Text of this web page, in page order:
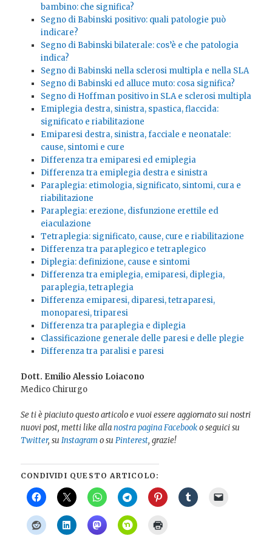
bambino: che significa?
Segno di Babinski positivo: quali patologie può
indicare?
Segno di Babinski bilaterale: cos’è e che patologia
indica?
Segno di Babinski nella sclerosi multipla e nella SLA
Segno di Babinski ed alluce muto: cosa significa?
Segno di Hoffman positivo in SLA e sclerosi multipla
Emiplegia destra, sinistra, spastica, flaccida:
significato e riabilitazione
Emiparesi destra, sinistra, facciale e neonatale:
cause, sintomi e cure
Differenza tra emiparesi ed emiplegia
Differenza tra emiplegia destra e sinistra
Paraplegia: etimologia, significato, sintomi, cura e
riabilitazione
Paraplegia: erezione, disfunzione erettile ed
eiaculazione
Tetraplegia: significato, cause, cure e riabilitazione
Differenza tra paraplegico e tetraplegico
Diplegia: definizione, cause e sintomi
Differenza tra emiplegia, emiparesi, diplegia,
paraplegia, tetraplegia
Differenza emiparesi, diparesi, tetraparesi,
monoparesi, triparesi
Differenza tra paraplegia e diplegia
Classificazione generale delle paresi e delle plegie
Differenza tra paralisi e paresi
Dott. Emilio Alessio Loiacono
Medico Chirurgo
Se ti è piaciuto questo articolo e vuoi essere aggiornato sui nostri
nuovi post, metti like allanostra pagina Facebooko seguici su
Twitter, suInstagramo suPinterest, grazie!
CONDIVIDI QUESTO ARTICOLO: